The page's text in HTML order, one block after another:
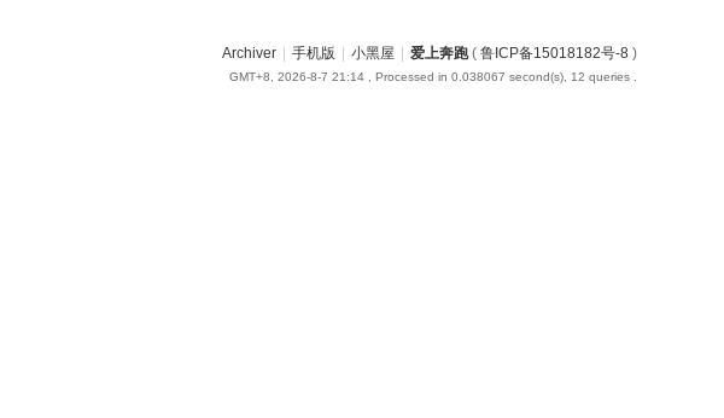
Archiver 手机版 小黑屋 爱上奔跑( 鲁ICP备15018182号-8 )
GMT+8, 2026-8-7 21:14 , Processed in 0.038067 second(s), 12 queries .